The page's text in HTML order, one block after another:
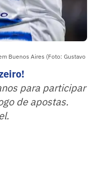
Buenos Aires (Foto: Gustavo
para participar
de apostas.